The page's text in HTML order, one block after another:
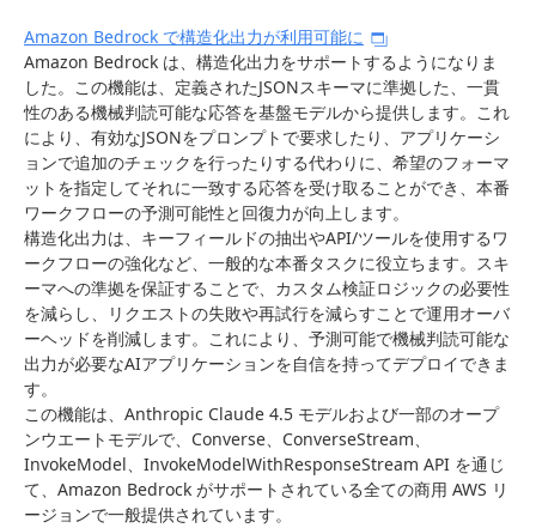
Amazon Bedrock で構造化出力が利用可能に
Amazon Bedrock は、構造化出力をサポートするようになりま
した。この機能は、定義されたJSONスキーマに準拠した、一貫
性のある機械判読可能な応答を基盤モデルから提供します。これ
により、有効なJSONをプロンプトで要求したり、アプリケーシ
ョンで追加のチェックを行ったりする代わりに、希望のフォーマ
ットを指定してそれに一致する応答を受け取ることができ、本番
ワークフローの予測可能性と回復力が向上します。
構造化出力は、キーフィールドの抽出やAPI/ツールを使用するワ
ークフローの強化など、一般的な本番タスクに役立ちます。スキ
ーマへの準拠を保証することで、カスタム検証ロジックの必要性
を減らし、リクエストの失敗や再試行を減らすことで運用オーバ
ーヘッドを削減します。これにより、予測可能で機械判読可能な
出力が必要なAIアプリケーションを自信を持ってデプロイできま
す。
この機能は、Anthropic Claude 4.5 モデルおよび一部のオープ
ンウエートモデルで、Converse、ConverseStream、
InvokeModel、InvokeModelWithResponseStream API を通じ
て、Amazon Bedrock がサポートされている全ての商用 AWS リ
ージョンで一般提供されています。